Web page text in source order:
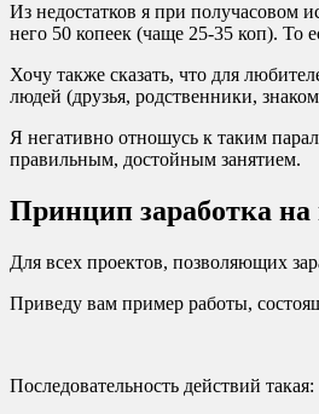
Из недостатков я при получасовом
него 50 копеек (чаще 25-35 коп). То
Хочу также сказать, что для
людей (друзья, родственники,
Я негативно отношусь к таким
правильным, достойным занятием.
Принцип заработка на
Для всех проектов, позволяющих
Приведу вам пример работы,
Последовательность действий такая: